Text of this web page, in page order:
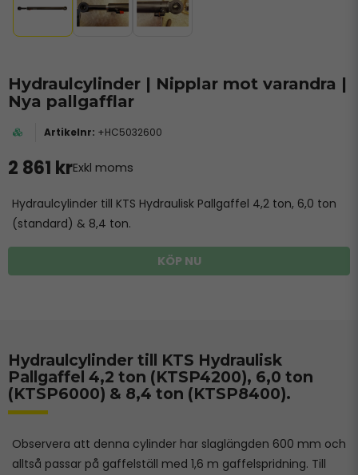
Hydraulcylinder | Nipplar mot varandra |
Nya pallgafflar
+HC5032600
2 861 krExkl moms
Hydraulcylinder till KTS Hydraulisk Pallgaffel 4,2 ton, 6,0 ton
(standard) & 8,4 ton.
KÖP NU
Hydraulcylinder till KTS Hydraulisk
Pallgaffel 4,2 ton (KTSP4200), 6,0 ton
(KTSP6000) & 8,4 ton (KTSP8400).
Observera att denna cylinder har slaglängden 600 mm och
alltså passar på gaffelställ med 1,6 m gaffelspridning. Till